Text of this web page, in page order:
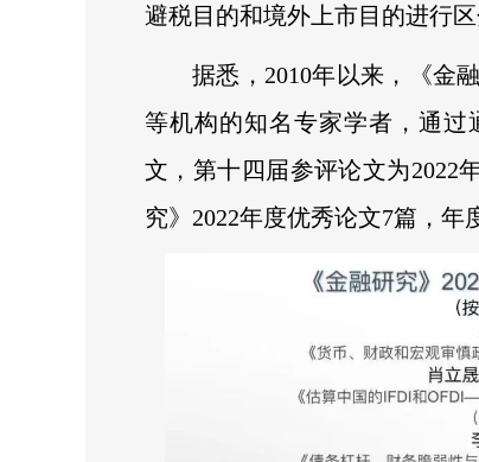
避税目的和境外上市目的进行
据悉，2010年以来，《金
等机构的知名专家学者，通过
文，第十四届参评论文为2022
究》2022年度优秀论文7篇，年